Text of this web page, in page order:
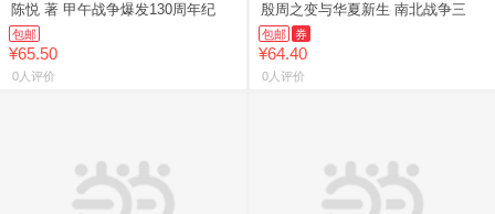
陈悦 著 甲午战争爆发130周年纪
包邮
¥65.50
0人评价
殷周之变与华夏新生 南北战争三
包邮 券
¥64.40
0人评价